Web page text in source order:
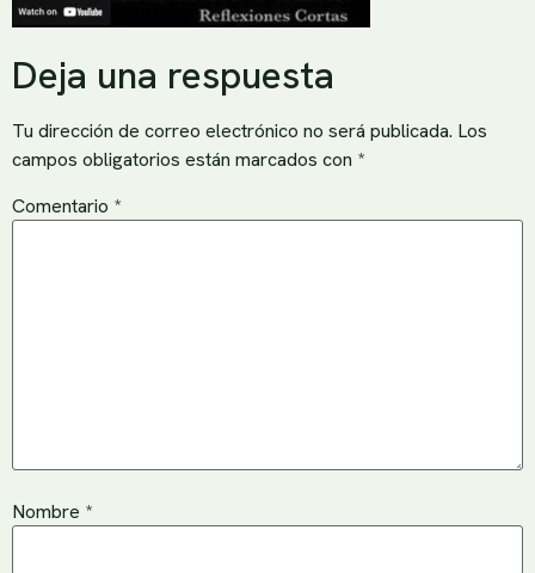
Deja una respuesta
Tu dirección de correo electrónico no será publicada. Los
campos obligatorios están marcados con *
Comentario *
Nombre *